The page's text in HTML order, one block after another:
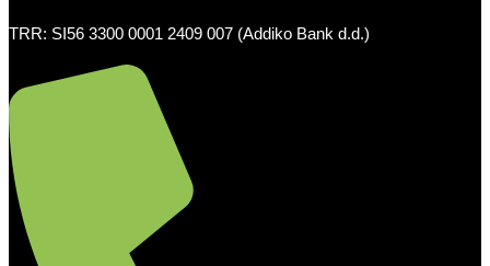
TRR: SI56 3300 0001 2409 007 (Addiko Bank d.d.)